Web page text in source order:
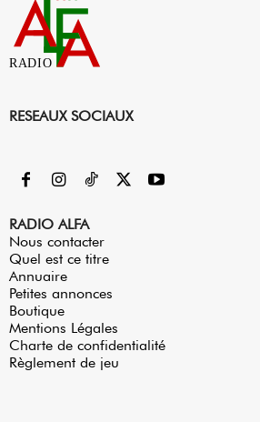
RADIO
RESEAUX SOCIAUX
RADIO ALFA
Nous contacter
Quel est ce titre
Annuaire
Petites annonces
Boutique
Mentions Légales
Charte de confidentialité
Règlement de jeu